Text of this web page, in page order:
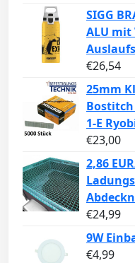
SIGG
ALU mit
€26,54
25mm
Bostitch
1-E
€23,00
2,86
€24,99
9W
€4,99